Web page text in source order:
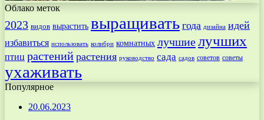
Облако меток
2023 видов вырастить выращивать года дизайна идей
избавиться использовать колибри комнатных лучшиелучших
птиц растений растения руководство сада садов советов советы
ухаживать
Популярное
20.06.2023